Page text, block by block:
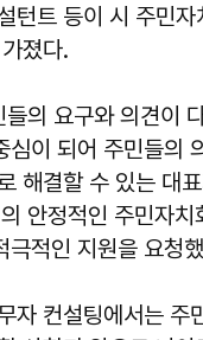
턴트 등이 시 주민자
졌다.
들의 요구와 의견이
심이 되어 주민들의
해결할 수 있는 대
안정적인 주민자치
극적인 지원을 요청
자 컨설팅에서는 주